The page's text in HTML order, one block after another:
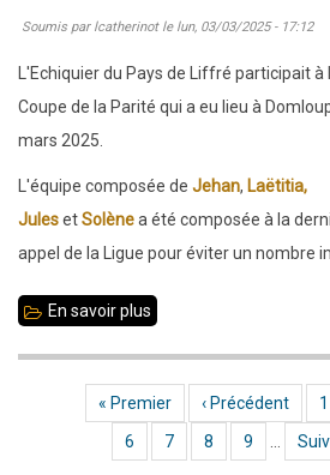
le
09/03/25
:
Soumis par lcatherinotle lun, 03/03/2025 - 17:12
L'Echiquier du Pays de Liffré participait à
Coupe de la Parité qui a eu lieu à
mars 2025.
L'équipe composée de Jehan, Laëtitia,
JulesetSolènea été composée à la
appel de la Ligue pour éviter un nombre
En savoir plus
2025
Pagination
Première page
« Premier Page précédente
‹ Précédent 1
Page
6 Page
7 Page
8 Page
9 Page